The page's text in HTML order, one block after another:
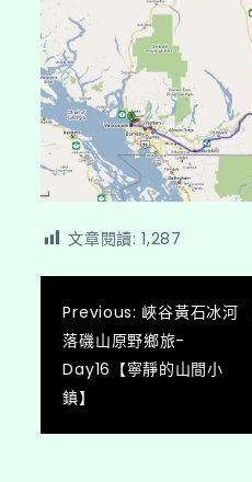
文章閱讀: 1,287
文
章
導
覽
Previous: 峽谷黃石冰河
落磯山原野鄉旅-
Day16【寧靜的山間小
鎮】